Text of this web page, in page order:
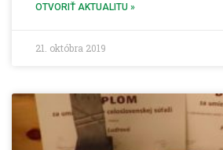
OTVORIŤ AKTUALITU »
21. októbra 2019